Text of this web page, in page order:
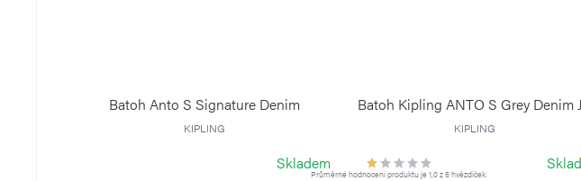
Batoh Anto S Signature Denim
KIPLING
Skladem
Batoh Kipling ANTO S Grey Denim
KIPLING
Průměrné hodnocení produktu je 1,0 z 5 hvězdiček.